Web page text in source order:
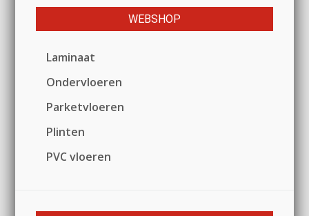
WEBSHOP
Laminaat
Ondervloeren
Parketvloeren
Plinten
PVC vloeren